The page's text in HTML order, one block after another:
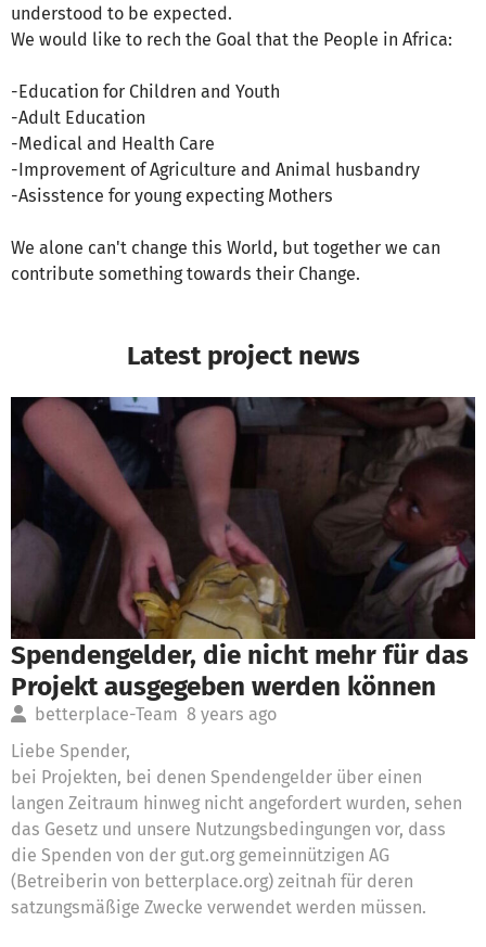
understood to be expected.
We would like to rech the Goal that the People in Africa:
-Education for Children and Youth
-Adult Education
-Medical and Health Care
-Improvement of Agriculture and Animal husbandry
-Asisstence for young expecting Mothers
We alone can't change this World, but together we can
contribute something towards their Change.
Latest project news
Spendengelder, die nicht mehr für das
Projekt ausgegeben werden können
betterplace-Team 8 years ago
Liebe Spender,
bei Projekten, bei denen Spendengelder über einen
langen Zeitraum hinweg nicht angefordert wurden, sehen
das Gesetz und unsere Nutzungsbedingungen vor, dass
die Spenden von der gut.org gemeinnützigen AG
(Betreiberin von betterplace.org) zeitnah für deren
satzungsmäßige Zwecke verwendet werden müssen.